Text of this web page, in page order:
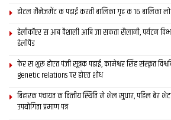
होटल मैनेजमेंट क पढ़ाई करती बालिका गृह क 16 बालिका
हेलीकॉप्टर स आब वैशाली आबि जा सकता सैलानी, पर्यटन
हेलीपैड
फेर स शुरू होएत पंजी सूत्रक पढाई, कामेश्वर सिंह संस्कृत
genetic relations पर होएत शोध
बिहारक पंचायत क वित्‍तीय स्थिति मे भेल सुधार, पहिल बेर
उपयोगिता प्रमाण पत्र